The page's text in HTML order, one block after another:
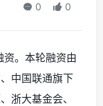
0 0
。本轮融资由
中国联通旗下
浙大基金会、